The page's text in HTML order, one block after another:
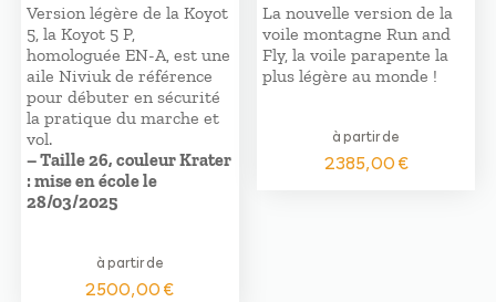
Version légère de la Koyot
5, la Koyot 5 P,
homologuée EN-A, est une
aile Niviuk de référence
pour débuter en sécurité
la pratique du marche et
vol.
– Taille 26, couleur Krater
: mise en école le
28/03/2025
à partir de
2500,00€
La nouvelle version de la
voile montagne Run and
Fly, la voile parapente la
plus légère au monde !
à partir de
2385,00€